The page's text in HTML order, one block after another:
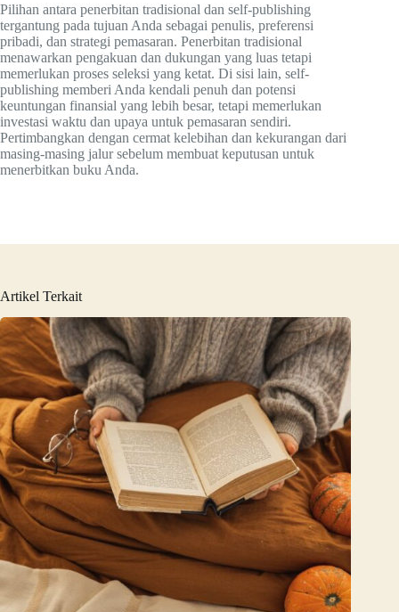
Pilihan antara penerbitan tradisional dan self-publishing
tergantung pada tujuan Anda sebagai penulis, preferensi
pribadi, dan strategi pemasaran. Penerbitan tradisional
menawarkan pengakuan dan dukungan yang luas tetapi
memerlukan proses seleksi yang ketat. Di sisi lain, self-
publishing memberi Anda kendali penuh dan potensi
keuntungan finansial yang lebih besar, tetapi memerlukan
investasi waktu dan upaya untuk pemasaran sendiri.
Pertimbangkan dengan cermat kelebihan dan kekurangan dari
masing-masing jalur sebelum membuat keputusan untuk
menerbitkan buku Anda.
Artikel Terkait